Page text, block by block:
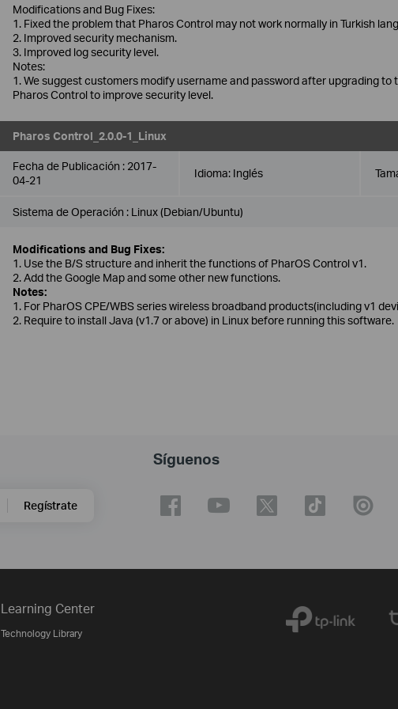
Modifications and Bug Fixes:
1. Fixed the problem that Pharos Control may not work normally in Turkish
2. Improved security mechanism.
3. Improved log security level.
Notes:
1. We suggest customers modify username and password after upgrading to
Pharos Control to improve security level.
Pharos Control_2.0.0-1_Linux
Fecha de Publicación : 2017-
04-21
Idioma: Inglés
Sistema de Operación : Linux (Debian/Ubuntu)
Modifications and Bug Fixes:
1. Use the B/S structure and inherit the functions of PharOS Control v1.
2. Add the Google Map and some other new functions.
Notes:
1. For PharOS CPE/WBS series wireless broadband products(including v1
2. Require to install Java (v1.7 or above) in Linux before running this software.
Regístrate
Síguenos
Learning Center
Technology Library